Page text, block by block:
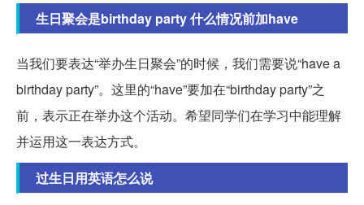
生日聚会是birthday party 什么情况前加have
当我们要表达“举办生日聚会”的时候，我们需要说“have a
birthday party”。这里的“have”要加在“birthday party”之
前，表示正在举办这个活动。希望同学们在学习中能理解
并运用这一表达方式。
过生日用英语怎么说